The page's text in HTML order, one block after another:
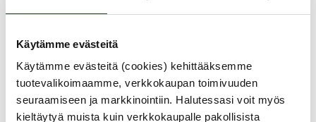
Käytämme evästeitä
Käytämme evästeitä (cookies) kehittääksemme
tuotevalikoimaamme, verkkokaupan toimivuuden
seuraamiseen ja markkinointiin. Halutessasi voit myös
kieltäytyä muista kuin verkkokaupalle pakollisista
Magic - Kondomi, 60
kpl
Magic on muotoiltu
Silk Thin - Kondomi,
12 kpl
Pasante Silk Thin on erittäin